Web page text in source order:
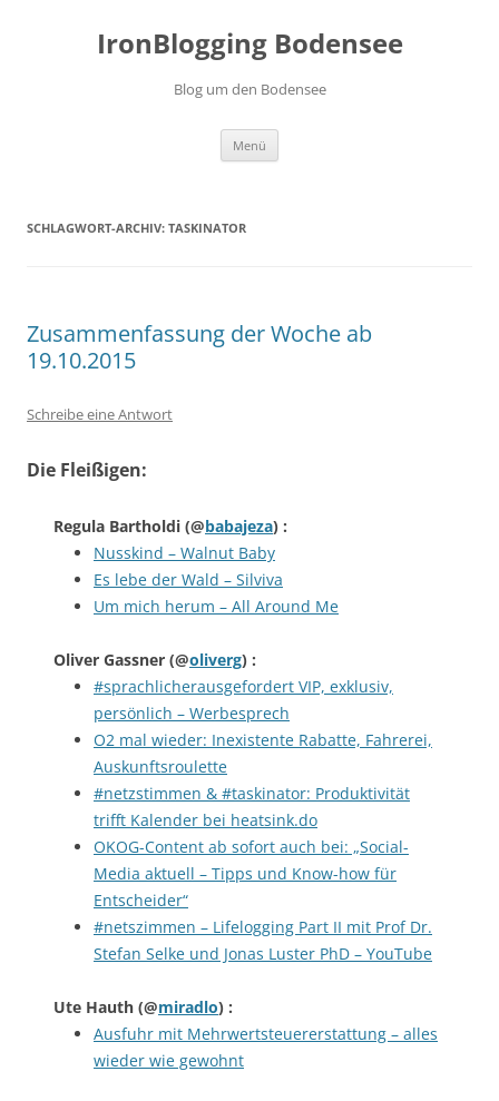
IronBlogging Bodensee
Blog um den Bodensee
Menü
SCHLAGWORT-ARCHIV: TASKINATOR
Zusammenfassung der Woche ab
19.10.2015
Schreibe eine Antwort
Die Fleißigen:
Regula Bartholdi (@babajeza) :
Nusskind – Walnut Baby
Es lebe der Wald – Silviva
Um mich herum – All Around Me
Oliver Gassner (@oliverg) :
#sprachlicherausgefordert VIP, exklusiv,
persönlich – Werbesprech
O2 mal wieder: Inexistente Rabatte, Fahrerei,
Auskunftsroulette
#netzstimmen & #taskinator: Produktivität
trifft Kalender bei heatsink.do
OKOG-Content ab sofort auch bei: „Social-
Media aktuell – Tipps und Know-how für
Entscheider“
#netszimmen – Lifelogging Part II mit Prof Dr.
Stefan Selke und Jonas Luster PhD – YouTube
Ute Hauth (@miradlo) :
Ausfuhr mit Mehrwertsteuererstattung – alles
wieder wie gewohnt